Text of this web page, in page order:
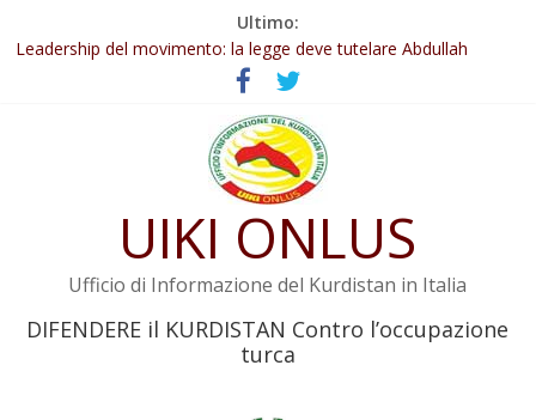
Ultimo:
Abdullah Öcalan: Le legge negativa deve essere trasformata in
legge positiva
Leadership del movimento: la legge deve tutelare Abdullah
Commissione donne del KNK: Şengal è di nuovo sotto minaccia
Non tenere conto della situazione di Rêber Apo ostacolerebbe
Il KNK chiede un’azione internazionale contro i crimini di guerra
UIKI ONLUS
Ufficio di Informazione del Kurdistan in Italia
DIFENDERE il KURDISTAN Contro l’occupazione
turca